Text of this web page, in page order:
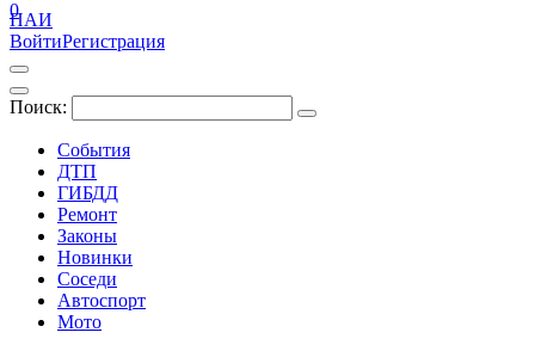
ПАИ
ВойтиРегистрация
Поиск:
События
ДТП
ГИБДД
Ремонт
Законы
Новинки
Соседи
Автоспорт
Мото
0